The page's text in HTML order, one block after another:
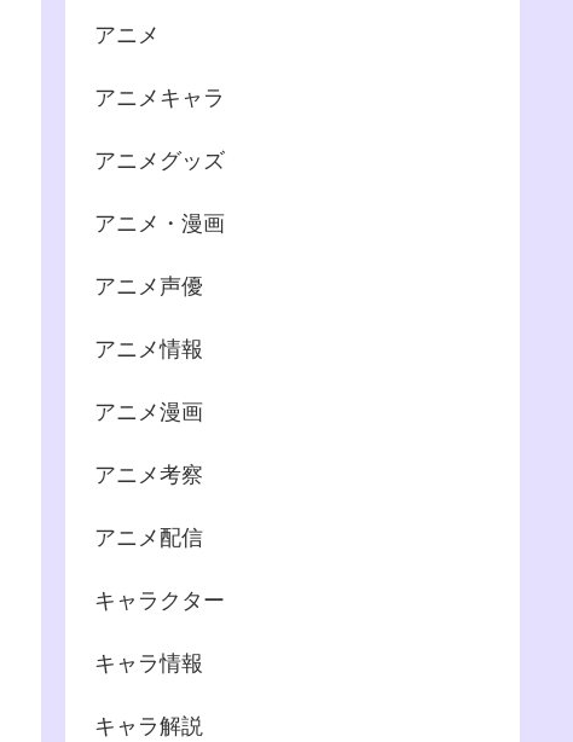
アニメ
アニメキャラ
アニメグッズ
アニメ・漫画
アニメ声優
アニメ情報
アニメ漫画
アニメ考察
アニメ配信
キャラクター
キャラ情報
キャラ解説